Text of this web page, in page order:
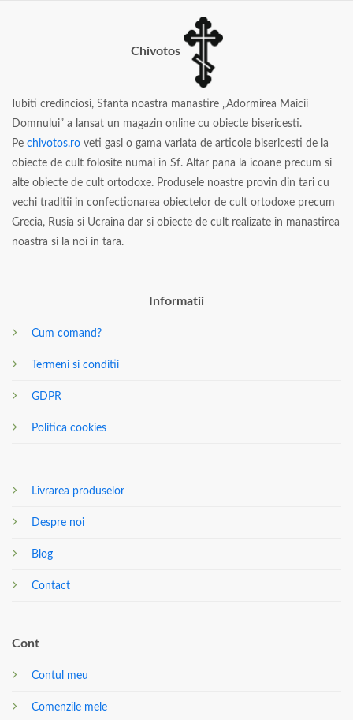
Chivotos
ubiti credinciosi, Sfanta noastra manastire „Adormirea Maicii
Domnului” a lansat un magazin online cu obiecte bisericesti.
Pe chivotos.ro veti gasi o gama variata de articole bisericesti de la
obiecte de cult folosite numai in Sf. Altar pana la icoane precum si
alte obiecte de cult ortodoxe. Produsele noastre provin din tari cu
vechi traditii in confectionarea obiectelor de cult ortodoxe precum
Grecia, Rusia si Ucraina dar si obiecte de cult realizate in manastirea
noastra si la noi in tara.
Informatii
Cum comand?
Termeni si conditii
GDPR
Politica cookies
Livrarea produselor
Despre noi
Blog
Contact
Cont
Contul meu
Comenzile mele